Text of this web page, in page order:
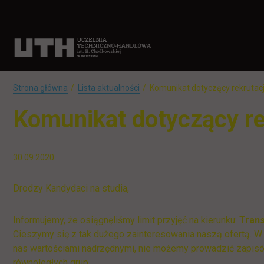
Strona główna Lista aktualności Komunikat dotyczący
Komunikat dotyczący
30.09.2020
Drodzy Kandydaci na studia,
Informujemy, że osiągnęliśmy limit przyjęć na kierunku:
Cieszymy się z tak dużego zainteresowania naszą ofertą.
nas wartościami nadrzędnymi, nie możemy prowadzić